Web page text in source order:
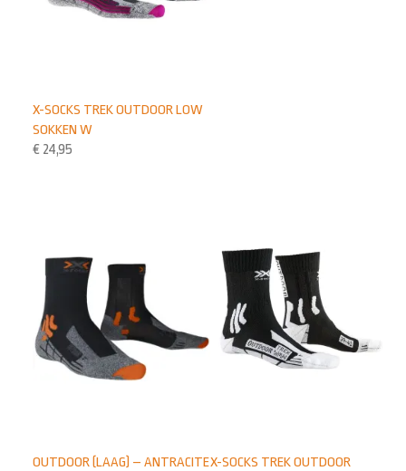
X-SOCKS TREK OUTDOOR LOW
SOKKEN W
€ 24,95
X-SOCKS TREK OUTDOOR
OUTDOOR (LAAG) – ANTRACITE